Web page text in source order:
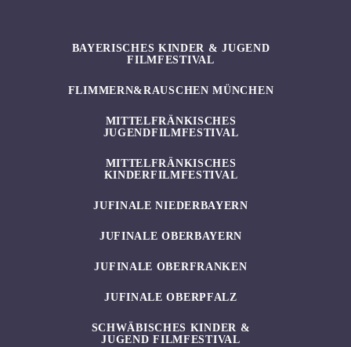
BAYERISCHES KINDER & JUGEND
FILMFESTIVAL
FLIMMERN&RAUSCHEN MÜNCHEN
MITTELFRÄNKISCHES
JUGENDFILMFESTIVAL
MITTELFRÄNKISCHES
KINDERFILMFESTIVAL
JUFINALE NIEDERBAYERN
JUFINALE OBERBAYERN
JUFINALE OBERFRANKEN
JUFINALE OBERPFALZ
SCHWÄBISCHES KINDER &
JUGEND FILMFESTIVAL